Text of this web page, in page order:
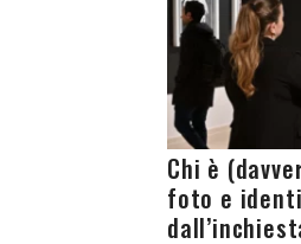
Chi è
foto e